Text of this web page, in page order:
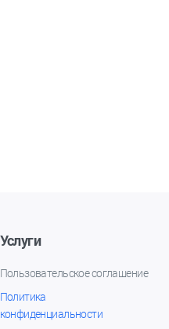
Услуги
Пользовательское соглашение
Политика
конфиденциальности